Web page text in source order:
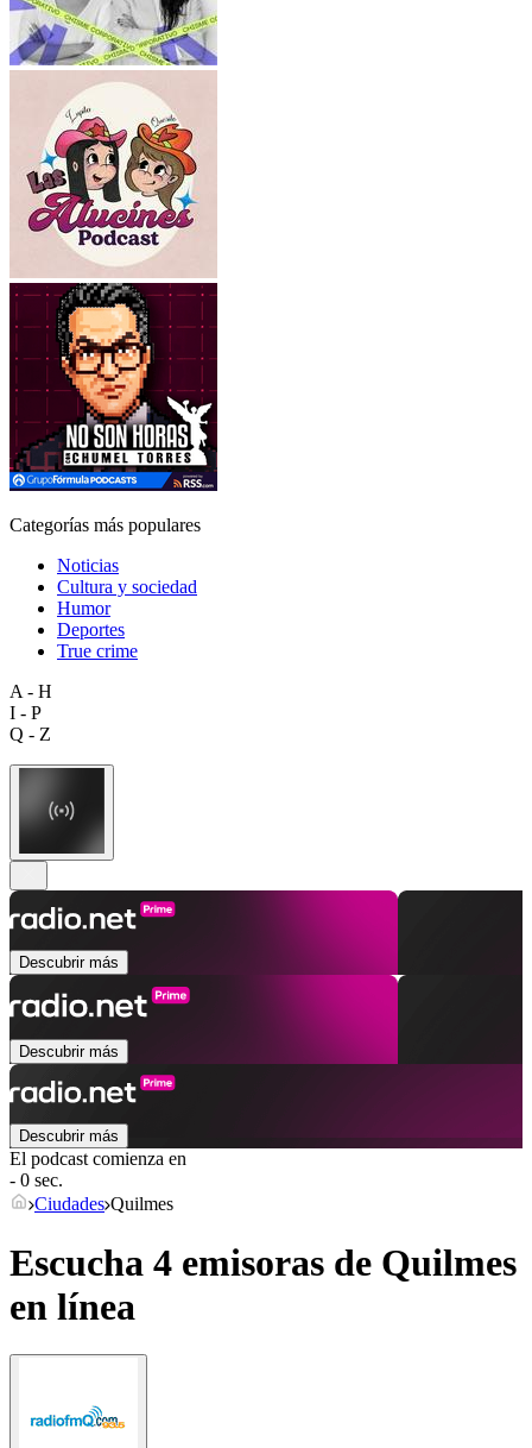
Categorías más populares
Noticias
Cultura y sociedad
Humor
Deportes
True crime
A - H
I - P
Q - Z
Descubrir más
Descubrir más
Descubrir más
El podcast comienza en
- 0 sec.
Ciudades Quilmes
Escucha 4 emisoras de Quilmes
en línea